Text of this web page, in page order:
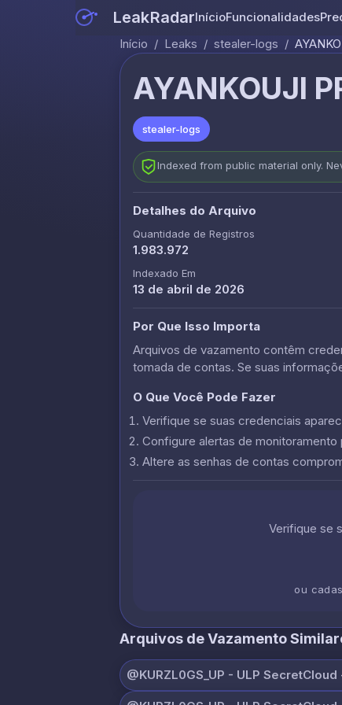
LeakRadarInícioFuncionalidades
Início / Leaks / stealer-logs /
AYANKOUJI
stealer-logs
Indexed from public material only.
Detalhes do Arquivo
Quantidade de Registros
1.983.972
Indexado Em
13 de abril de 2026
Por Que Isso Importa
Arquivos de vazamento contêm
tomada de contas. Se suas
O Que Você Pode Fazer
Verifique se suas credenciais
Configure alertas de
Altere as senhas de contas
Verifique se
ou
Arquivos de Vazamento
@KURZL0GS_UP - ULP